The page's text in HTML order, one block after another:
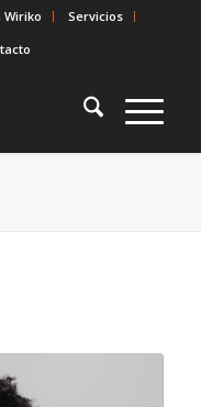
Wiriko
Servicios